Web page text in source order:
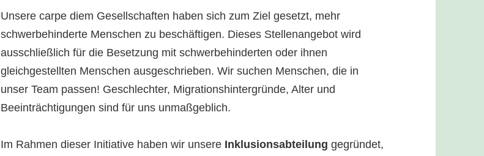
Unsere carpe diem Gesellschaften haben sich zum Ziel gesetzt, mehr
schwerbehinderte Menschen zu beschäftigen. Dieses Stellenangebot wird
ausschließlich für die Besetzung mit schwerbehinderten oder ihnen
gleichgestellten Menschen ausgeschrieben. Wir suchen Menschen, die in
unser Team passen! Geschlechter, Migrationshintergründe, Alter und
Beeinträchtigungen sind für uns unmaßgeblich.
Im Rahmen dieser Initiative haben wir unsere Inklusionsabteilung gegründet,